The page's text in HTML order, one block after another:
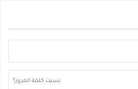
نسيت كلمة المرور؟